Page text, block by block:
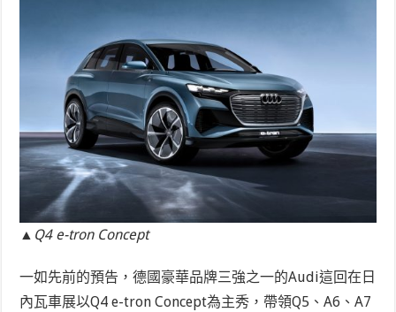
▲Q4 e-tron Concept
一如先前的預告，德國豪華品牌三強之一的Audi這回在日
內瓦車展以Q4 e-tron Concept為主秀，帶領Q5、A6、A7